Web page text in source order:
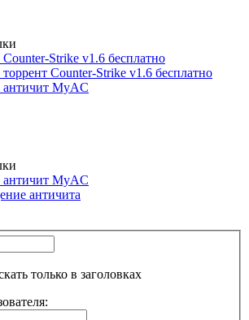
Counter-Strike v1.6 бесплатно
торрент Counter-Strike v1.6 бесплатно
античит MyAC
античит MyAC
античита
только в заголовках